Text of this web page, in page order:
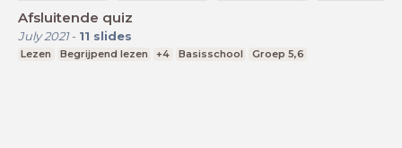
Afsluitende quiz
July 2021- 11 slides
Lezen Begrijpend lezen +4 Basisschool Groep 5,6